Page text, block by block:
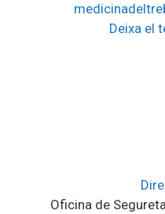
Deixa el
Oficina de